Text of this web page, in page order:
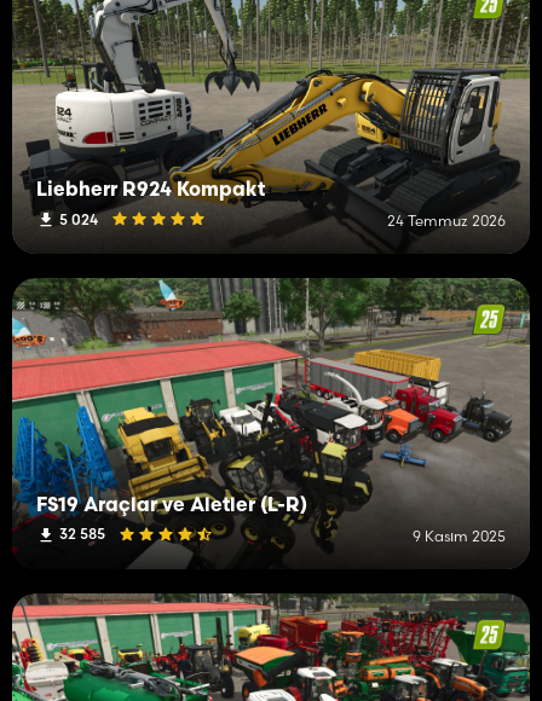
Liebherr R924 Kompakt
5 024 24 Temmuz 2026
FS19 Araçlar ve Aletler (L-R)
32 585 9 Kasım 2025